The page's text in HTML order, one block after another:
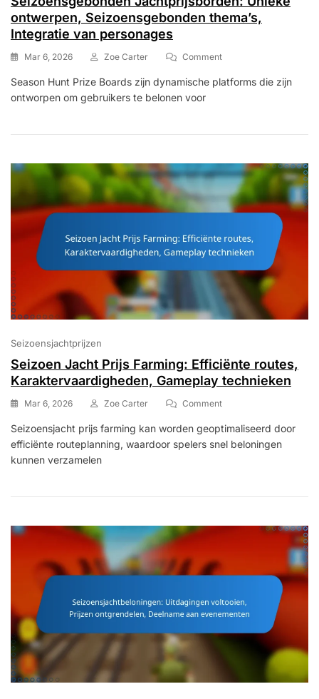
ontwerpen, Seizoensgebonden thema’s,
Integratie van personages
Mar 6, 2026 Zoe Carter CommentOn
Jachtprijsborden:
Thema’s,
Van
Personages
Season Hunt Prize Boards zijn dynamische platforms die zijn
ontworpen om gebruikers te belonen voor
Seizoensjachtprijzen
Seizoen Jacht Prijs Farming: Efficiënte routes,
Karaktervaardigheden, Gameplay technieken
Mar 6, 2026 Zoe Carter CommentOn
Jacht
Prijs
Karaktervaardigheden,
Technieken
Seizoensjacht prijs farming kan worden geoptimaliseerd door
efficiënte routeplanning, waardoor spelers snel beloningen
kunnen verzamelen